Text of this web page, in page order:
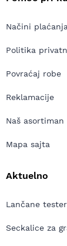
Načini plaćanja
Politika
Povraćaj robe
Reklamacije
Naš asortiman
Mapa sajta
Aktuelno
Lančane
Seckalice za